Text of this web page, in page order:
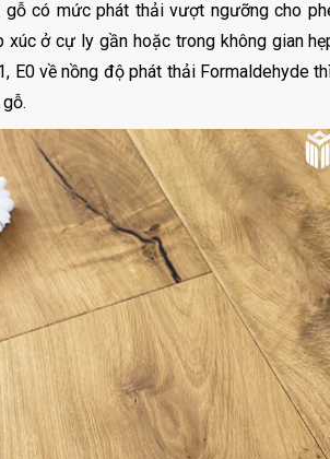
gỗ có mức phát thải vượt ngưỡng cho
xúc ở cự ly gần hoặc trong không gian
E0 về nồng độ phát thải Formaldehyde